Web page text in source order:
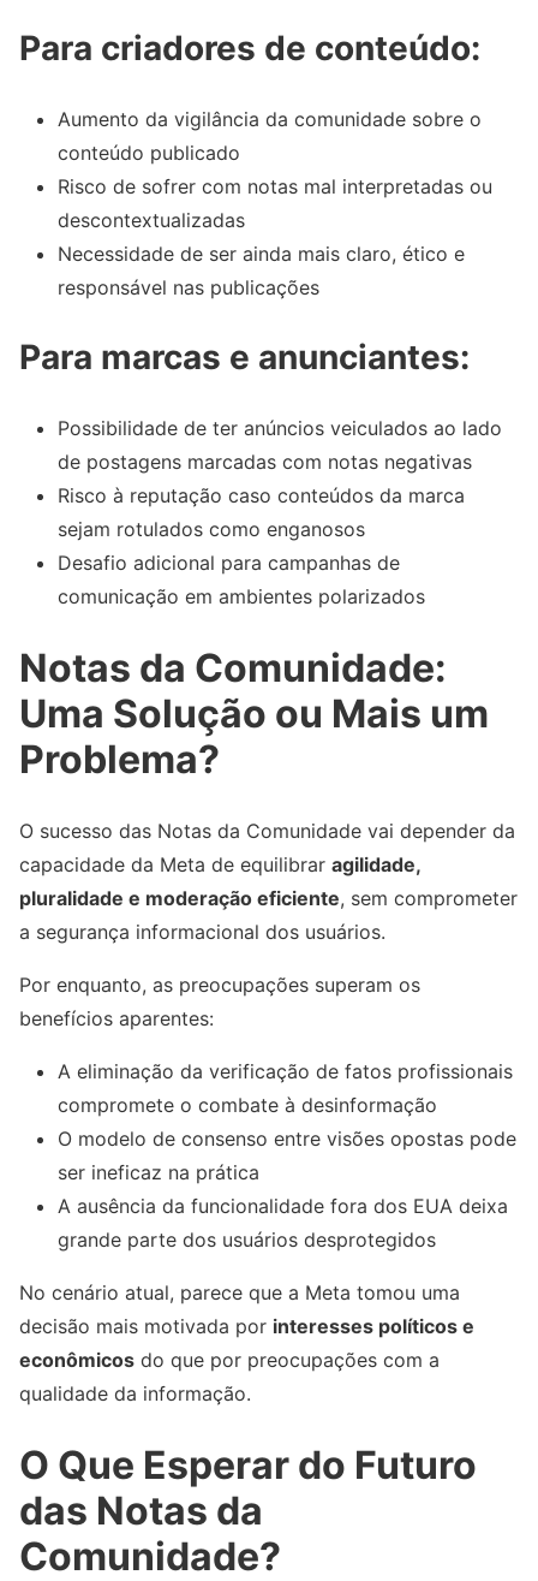
Para criadores de conteúdo:
Aumento da vigilância da comunidade sobre o
conteúdo publicado
Risco de sofrer com notas mal interpretadas ou
descontextualizadas
Necessidade de ser ainda mais claro, ético e
responsável nas publicações
Para marcas e anunciantes:
Possibilidade de ter anúncios veiculados ao lado
de postagens marcadas com notas negativas
Risco à reputação caso conteúdos da marca
sejam rotulados como enganosos
Desafio adicional para campanhas de
comunicação em ambientes polarizados
Notas da Comunidade:
Uma Solução ou Mais um
Problema?
O sucesso das Notas da Comunidade vai depender da
capacidade da Meta de equilibrar agilidade,
pluralidade e moderação eficiente, sem comprometer
a segurança informacional dos usuários.
Por enquanto, as preocupações superam os
benefícios aparentes:
A eliminação da verificação de fatos profissionais
compromete o combate à desinformação
O modelo de consenso entre visões opostas pode
ser ineficaz na prática
A ausência da funcionalidade fora dos EUA deixa
grande parte dos usuários desprotegidos
No cenário atual, parece que a Meta tomou uma
decisão mais motivada por interesses políticos e
econômicos do que por preocupações com a
qualidade da informação.
O Que Esperar do Futuro
das Notas da
Comunidade?